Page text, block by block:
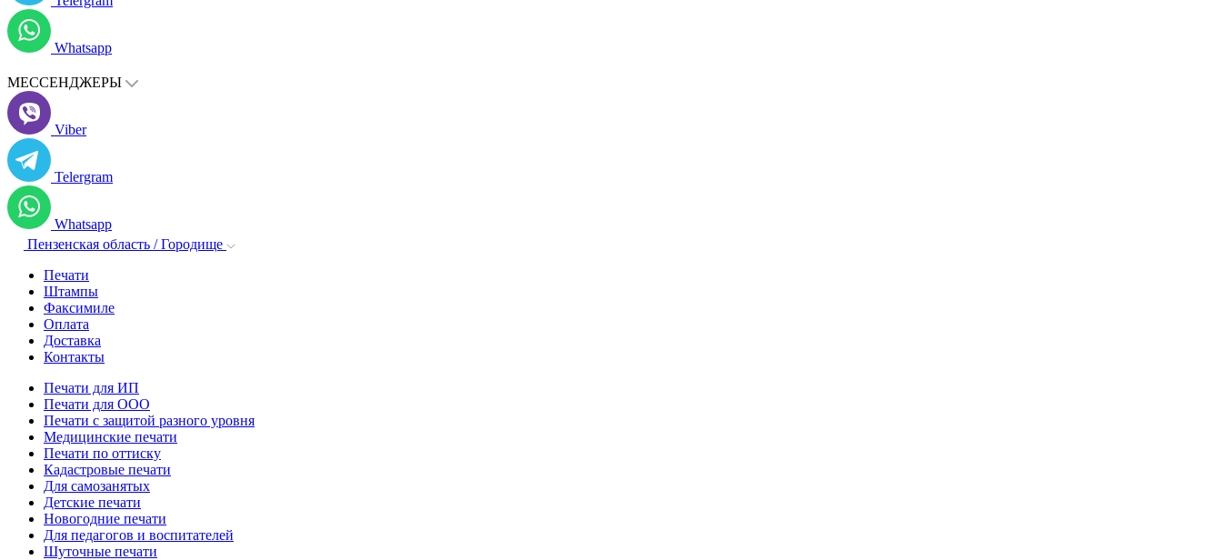
Whatsapp
МЕССЕНДЖЕРЫ
Viber
Telergram
Whatsapp
Пензенская область / Городище
Печати
Штампы
Факсимиле
Оплата
Доставка
Контакты
Печати для ИП
Печати для ООО
Печати с защитой разного уровня
Медицинские печати
Печати по оттиску
Кадастровые печати
Для самозанятых
Детские печати
Новогодние печати
Для педагогов и воспитателей
Шуточные печати